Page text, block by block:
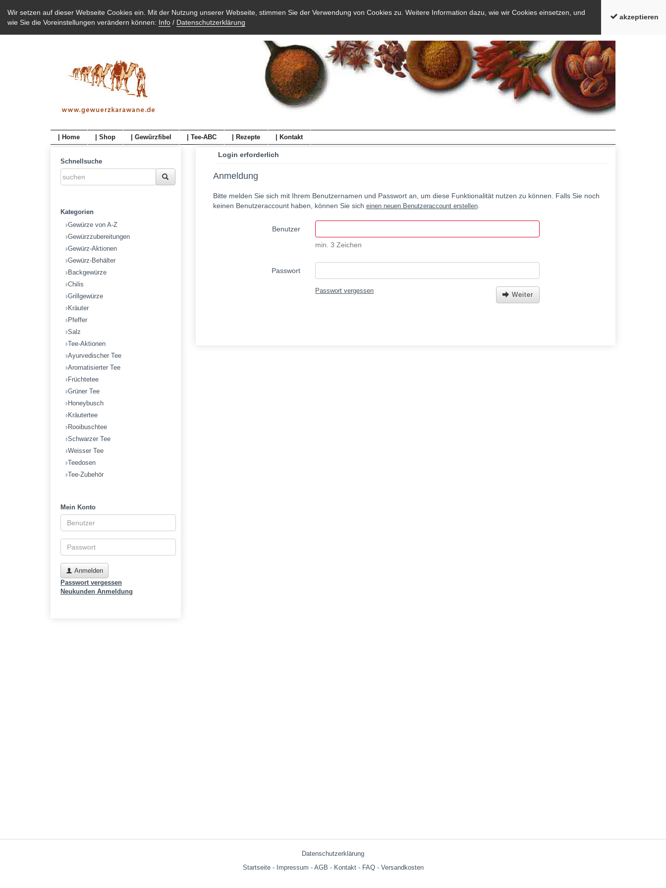
Wir setzen auf dieser Webseite Cookies ein. Mit der Nutzung unserer Webseite, stimmen Sie der Verwendung von Cookies zu. Weitere Information dazu, wie wir Cookies einsetzen, und
wie Sie die Voreinstellungen verändern können: Info / Datenschutzerklärung
akzeptieren
| Home | Shop | Gewürzfibel | Tee-ABC | Rezepte | Kontakt
Login erforderlich
Anmeldung
Bitte melden Sie sich mit Ihrem Benutzernamen und Passwort an, um diese Funktionalität nutzen zu können. Falls Sie noch
keinen Benutzeraccount haben, können Sie sich einen neuen Benutzeraccount erstellen.
Benutzer
min. 3 Zeichen
Passwort
Passwort vergessen
Weiter
Schnellsuche
Kategorien
Gewürze von A-Z
Gewürzzubereitungen
Gewürz-Aktionen
Gewürz-Behälter
Backgewürze
Chilis
Grillgewürze
Kräuter
Pfeffer
Salz
Tee-Aktionen
Ayurvedischer Tee
Aromatisierter Tee
Früchtetee
Grüner Tee
Honeybusch
Kräutertee
Rooibuschtee
Schwarzer Tee
Weisser Tee
Teedosen
Tee-Zubehör
Mein Konto
Anmelden
Passwort vergessen
Neukunden Anmeldung
Datenschutzerklärung
Startseite- Impressum - AGB - Kontakt- FAQ- Versandkosten